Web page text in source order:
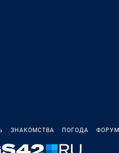
ЗНАКОМСТВА ПОГОДА ФОРУМ